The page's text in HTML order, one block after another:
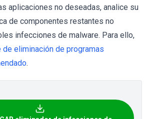
aplicaciones no deseadas, analice su
de componentes restantes no
infecciones de malware. Para ello,
eliminación de programas
.